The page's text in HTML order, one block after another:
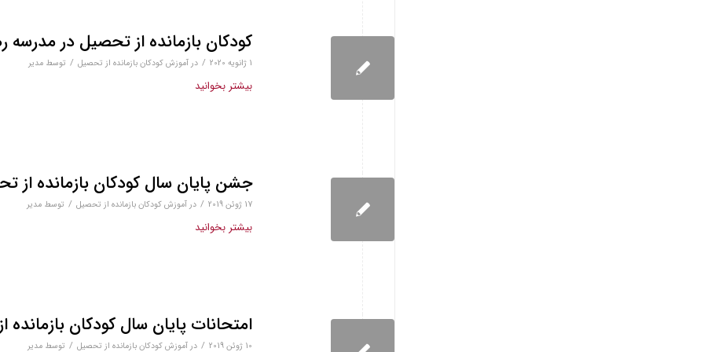
کودکان بازمانده از تحصیل در مدرسه
1 ژانویه 2020 / در آموزش کودکان بازمانده از تحصیل / توسط مدیر
بیشتر بخوانید
جشن پایان سال کودکان بازمانده از
17 ژوئن 2019 / در آموزش کودکان بازمانده از تحصیل / توسط مدیر
بیشتر بخوانید
امتحانات پایان سال کودکان
10 ژوئن 2019 / در آموزش کودکان بازمانده از تحصیل / توسط مدیر